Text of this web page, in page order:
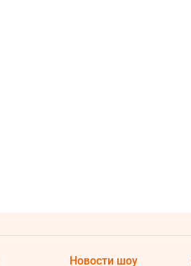
Новости шоу